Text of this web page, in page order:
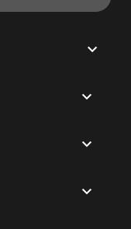



